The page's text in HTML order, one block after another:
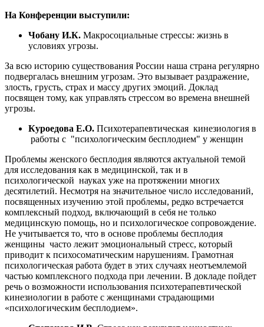
На Конференции выступили:
Чобану И.К. Макросоциальные стрессы: жизнь в
условиях угрозы.
За всю историю существования России наша страна регулярно
подвергалась внешним угрозам. Это вызывает раздражение,
злость, грусть, страх и массу других эмоций. Доклад
посвящен тому, как управлять стрессом во времена внешней
угрозы.
Куроедова Е.О. Психотерапевтическая кинезиология в
работы с "психологическим бесплодием" у женщин
Проблемы женского бесплодия являются актуальной темой
для исследования как в медицинской, так и в
психологической науках уже на протяжении многих
десятилетий. Несмотря на значительное число исследований,
посвященных изучению этой проблемы, редко встречается
комплексный подход, включающий в себя не только
медицинскую помощь, но и психологическое сопровождение.
Не учитывается то, что в основе проблемы бесплодия
женщины часто лежит эмоциональный стресс, который
приводит к психосоматическим нарушениям. Грамотная
психологическая работа будет в этих случаях неотъемлемой
частью комплексного подхода при лечении. В докладе пойдет
речь о возможности использования психотерапевтической
кинезиологии в работе с женщинами страдающими
«психологическим бесплодием».